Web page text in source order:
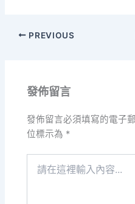
PREVIOUS
發佈留言
發佈留言必須填寫的電子
位標示為 *